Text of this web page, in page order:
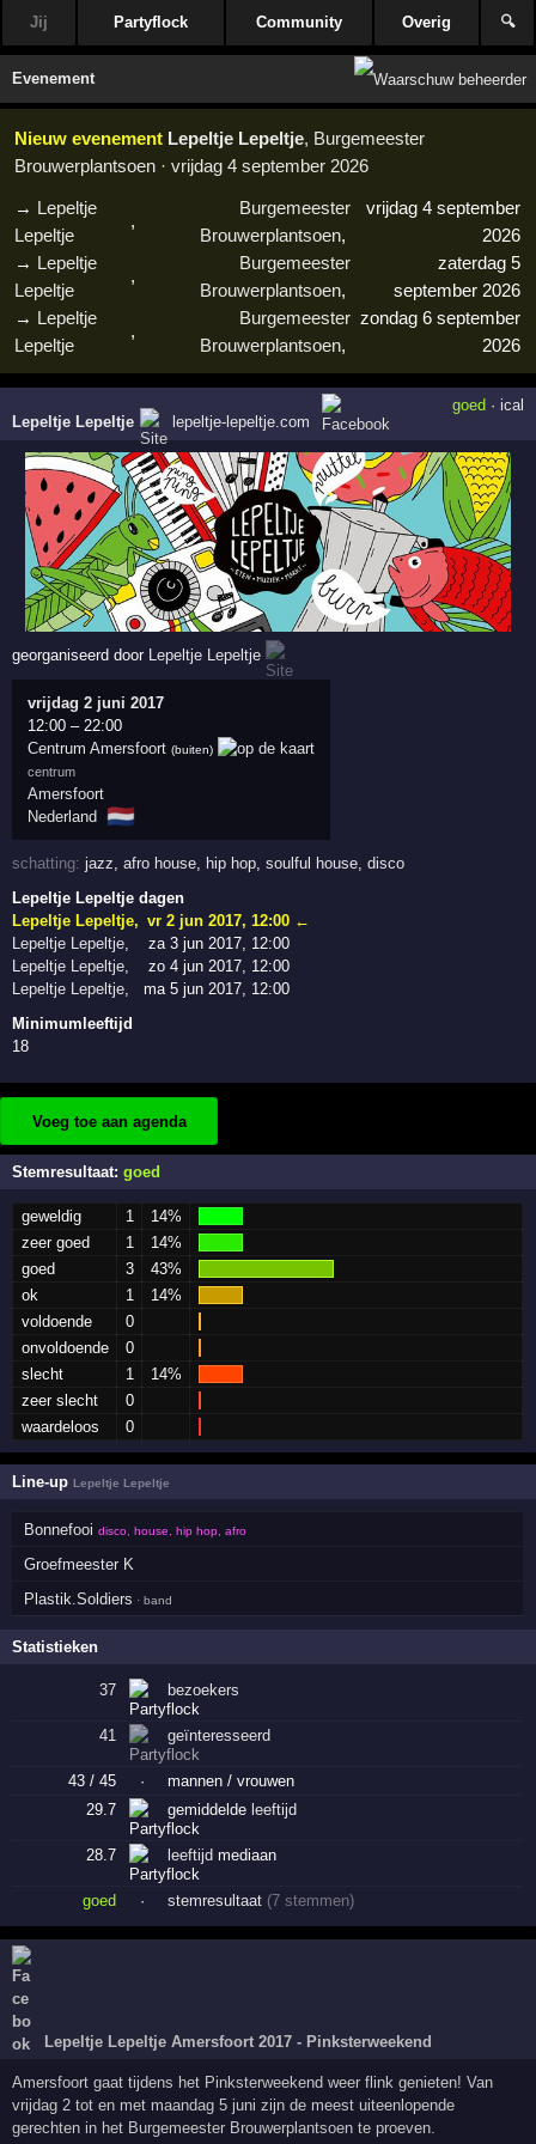
Jij Partyflock Community Overig 🔍
Evenement
Nieuw evenement Lepeltje Lepeltje, Burgemeester
Brouwerplantsoen · vrijdag 4 september 2026
→ Lepeltje
Lepeltje
,
Burgemeester
Brouwerplantsoen,
vrijdag 4 september
2026
→ Lepeltje
Lepeltje
,
Burgemeester
Brouwerplantsoen,
zaterdag 5
september 2026
→ Lepeltje
Lepeltje
,
Burgemeester
Brouwerplantsoen,
zondag 6 september
2026
Lepeltje Lepeltje lepeltje-lepeltje.com
goed · ical
georganiseerd door Lepeltje Lepeltje
vrijdag 2 juni 2017
12:00 – 22:00
Centrum Amersfoort (buiten)
centrum
Amersfoort
Nederland 🇳🇱
schatting:jazz ,afro house hip hop ,soulful house ,disco
Lepeltje Lepeltje dagen
Lepeltje Lepeltje, vr 2 jun 2017, 12:00 ←
Lepeltje Lepeltje
za 3 jun 2017, 12:00
Lepeltje Lepeltje
zo 4 jun 2017, 12:00
Lepeltje Lepeltje
ma 5 jun 2017, 12:00
Minimumleeftijd
18
Voeg toe aan agenda
Stemresultaat:goed
geweldig 1
14%
zeer goed
1
14%
goed
3
43%
ok
1
14%
voldoende
0
onvoldoende
0
slecht
1
14%
zeer slecht
0
waardeloos
0
Line-upLepeltje Lepeltje
Bonnefooi disco, house, hip hop, afro
Groefmeester K
Plastik.Soldiers · band
Statistieken
37 bezoekers
41 geïnteresseerd
43 / 45 ·
mannen / vrouwen
29.7
gemiddelde leeftijd
28.7 leeftijd mediaan
goed · stemresultaat (7 stemmen)
Lepeltje Lepeltje Amersfoort 2017 - Pinksterweekend
Amersfoort gaat tijdens het Pinksterweekend weer flink genieten! Van
vrijdag 2 tot en met maandag 5 juni zijn de meest uiteenlopende
gerechten in het Burgemeester Brouwerplantsoen te proeven.